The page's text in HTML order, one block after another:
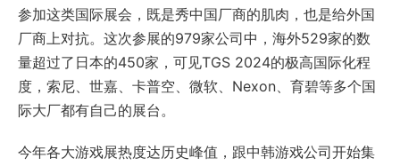
参加这类国际展会，既是秀中国厂商的肌肉，也是给外国
厂商上对抗。这次参展的979家公司中，海外529家的数
量超过了日本的450家，可见TGS 2024的极高国际化程
度，索尼、世嘉、卡普空、微软、Nexon、育碧等多个国
际大厂都有自己的展台。
今年各大游戏展热度达历史峰值，跟中韩游戏公司开始集